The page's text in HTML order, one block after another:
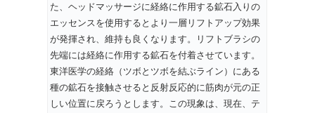
た、ヘッドマッサージに経絡に作用する鉱石入りの
エッセンスを使用するとより一層リフトアップ効果
が発揮され、維持も良くなります。リフトブラシの
先端には経絡に作用する鉱石を付着させています。
東洋医学の経絡（ツボとツボを結ぶライン）にある
種の鉱石を接触させると反射反応的に筋肉が元の正
しい位置に戻ろうとします。この現象は、現在、テ